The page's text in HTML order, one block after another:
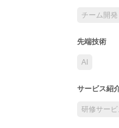
チーム開発
先端技術
AI
サービス紹
研修サービ